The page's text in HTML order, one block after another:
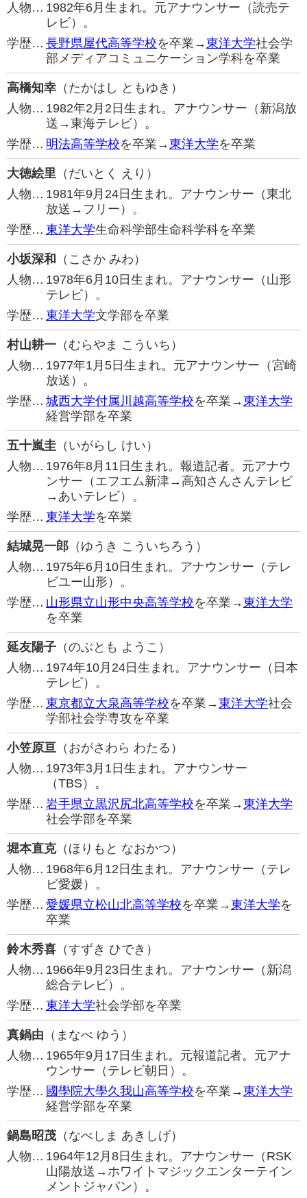
人物… 1982年6月生まれ。元アナウンサー（読売テ
レビ）。
学歴… 長野県屋代高等学校を卒業→東洋大学社会学
部メディアコミュニケーション学科を卒業
高橋知幸 （たかはし ともゆき）
人物… 1982年2月2日生まれ。アナウンサー（新潟放
送→東海テレビ）。
学歴… 明法高等学校を卒業→東洋大学を卒業
大徳絵里 （だいとく えり）
人物… 1981年9月24日生まれ。アナウンサー（東北
放送→フリー）。
学歴… 東洋大学生命科学部生命科学科を卒業
小坂深和
（こさか みわ）
人物… 1978年6月10日生まれ。アナウンサー（山形
テレビ）。
学歴… 東洋大学文学部を卒業
村山耕一 （むらやま こういち）
人物… 1977年1月5日生まれ。元アナウンサー（宮崎
放送）。
学歴… 城西大学付属川越高等学校を卒業→東洋大学
経営学部を卒業
五十嵐圭 （いがらし けい）
人物… 1976年8月11日生まれ。報道記者。元アナウ
ンサー（エフエム新津→高知さんさんテレビ
→あいテレビ）。
学歴… 東洋大学を卒業
結城晃一郎 （ゆうき こういちろう）
人物… 1975年6月10日生まれ。アナウンサー（テレ
ビユー山形）。
学歴… 山形県立山形中央高等学校を卒業→東洋大学
を卒業
延友陽子 （のぶとも ようこ）
人物… 1974年10月24日生まれ。アナウンサー（日本
テレビ）。
学歴… 東京都立大泉高等学校を卒業→東洋大学社会
学部社会学専攻を卒業
小笠原亘 （おがさわら わたる）
人物… 1973年3月1日生まれ。アナウンサー
（TBS）。
学歴… 岩手県立黒沢尻北高等学校を卒業→東洋大学
社会学部を卒業
堀本直克（ほりもと なおかつ）
人物… 1968年6月12日生まれ。アナウンサー（テレ
ビ愛媛）。
学歴… 愛媛県立松山北高等学校を卒業→東洋大学を
卒業
鈴木秀喜 （すずき ひでき）
人物… 1966年9月23日生まれ。アナウンサー（新潟
総合テレビ）。
学歴… 東洋大学社会学部を卒業
真鍋由 （まなべ ゆう）
人物… 1965年9月17日生まれ。元報道記者。元アナ
ウンサー（テレビ朝日）。
学歴… 國學院大學久我山高等学校を卒業→東洋大学
経営学部を卒業
鍋島昭茂 （なべしま あきしげ）
人物… 1964年12月8日生まれ。アナウンサー（RSK
山陽放送→ホワイトマジックエンターテイン
メントジャパン）。